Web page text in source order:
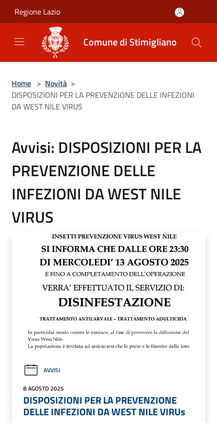
Regione Lazio
Comune di Stimigliano
Home > Novità >
DISPOSIZIONI PER LA PREVENZIONE DELLE INFEZIONI
DA WEST NILE VIRUS
Avvisi: DISPOSIZIONI PER LA
PREVENZIONE DELLE
INFEZIONI DA WEST NILE
VIRUS
AVVISI
8 AGOSTO 2025
DISPOSIZIONI PER LA PREVENZIONE
DELLE INFEZIONI DA WEST NILE VIRUs